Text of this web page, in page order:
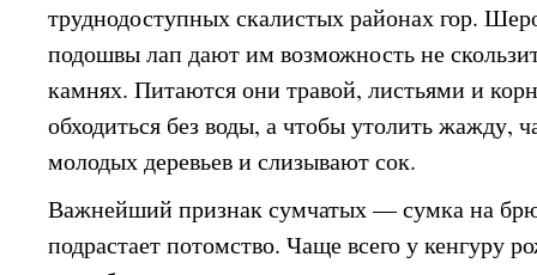
труднодоступных скалистых районах гор.
подошвы лап дают им возможность не
камнях. Питаются они травой, листьями и
обходиться без воды, а чтобы утолить жажду,
молодых деревьев и слизывают сок.
Важнейший признак сумчатых — сумка на
подрастает потомство. Чаще всего у кенгуру